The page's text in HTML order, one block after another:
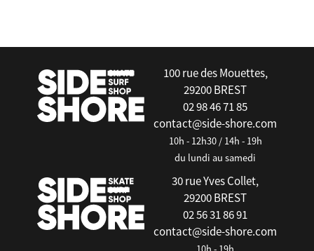
100 rue des Mouettes,
29200 BREST
02 98 46 71 85
contact@side-shore.com
10h - 12h30 / 14h - 19h
du lundi au samedi
30 rue Yves Collet,
29200 BREST
02 56 31 86 91
contact@side-shore.com